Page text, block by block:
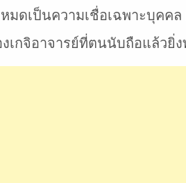
มดเป็นความเชื่อเฉพาะบุคค
เกจิอาจารย์ที่ตนนับถือแล้วยิ่